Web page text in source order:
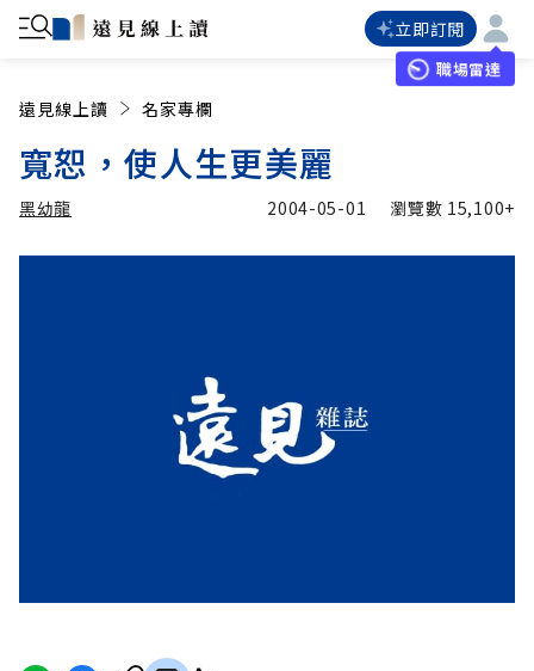
立即訂閱
職場雷達
遠見線上讀 名家專欄
寬恕，使人生更美麗
黑幼龍 2004-05-01 瀏覽數 15,100+